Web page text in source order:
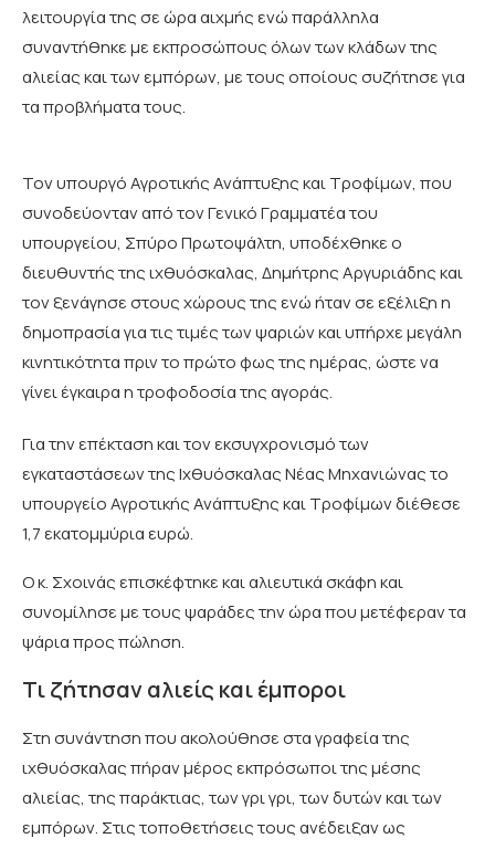
λειτουργία της σε ώρα αιχμής ενώ παράλληλα
συναντήθηκε με εκπροσώπους όλων των κλάδων της
αλιείας και των εμπόρων, με τους οποίους συζήτησε για
τα προβλήματα τους.
Τον υπουργό Αγροτικής Ανάπτυξης και Τροφίμων, που
συνοδεύονταν από τον Γενικό Γραμματέα του
υπουργείου, Σπύρο Πρωτοψάλτη, υποδέχθηκε ο
διευθυντής της ιχθυόσκαλας, Δημήτρης Αργυριάδης και
τον ξενάγησε στους χώρους της ενώ ήταν σε εξέλιξη η
δημοπρασία για τις τιμές των ψαριών και υπήρχε μεγάλη
κινητικότητα πριν το πρώτο φως της ημέρας, ώστε να
γίνει έγκαιρα η τροφοδοσία της αγοράς.
Για την επέκταση και τον εκσυγχρονισμό των
εγκαταστάσεων της Ιχθυόσκαλας Νέας Μηχανιώνας το
υπουργείο Αγροτικής Ανάπτυξης και Τροφίμων διέθεσε
1,7 εκατομμύρια ευρώ.
Ο κ. Σχοινάς επισκέφτηκε και αλιευτικά σκάφη και
συνομίλησε με τους ψαράδες την ώρα που μετέφεραν τα
ψάρια προς πώληση.
Τι ζήτησαν αλιείς και έμποροι
Στη συνάντηση που ακολούθησε στα γραφεία της
ιχθυόσκαλας πήραν μέρος εκπρόσωποι της μέσης
αλιείας, της παράκτιας, των γρι γρι, των δυτών και των
εμπόρων. Στις τοποθετήσεις τους ανέδειξαν ως